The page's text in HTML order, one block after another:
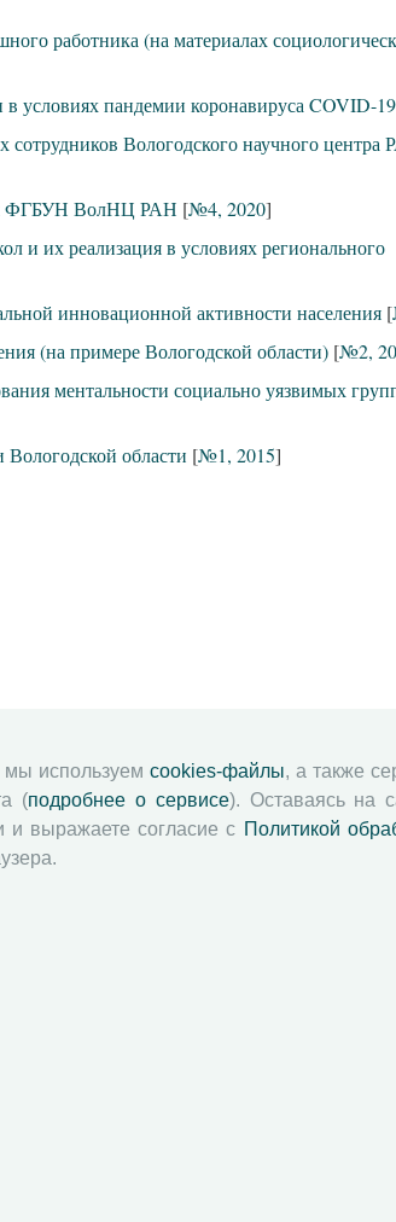
работника (на материалах
в условиях пандемии коронавируса COVID-19
сотрудников Вологодского научного центра
ФГБУН ВолНЦ РАН [№4, 2020]
и их реализация в условиях регионального
инновационной активности населения [
(на примере Вологодской области) [№2,
ментальности социально уязвимых
области [№1, 2015]
используем cookies-файлы, а также
(подробнее о сервисе). Оставаясь на
и выражаете согласие с Политикой